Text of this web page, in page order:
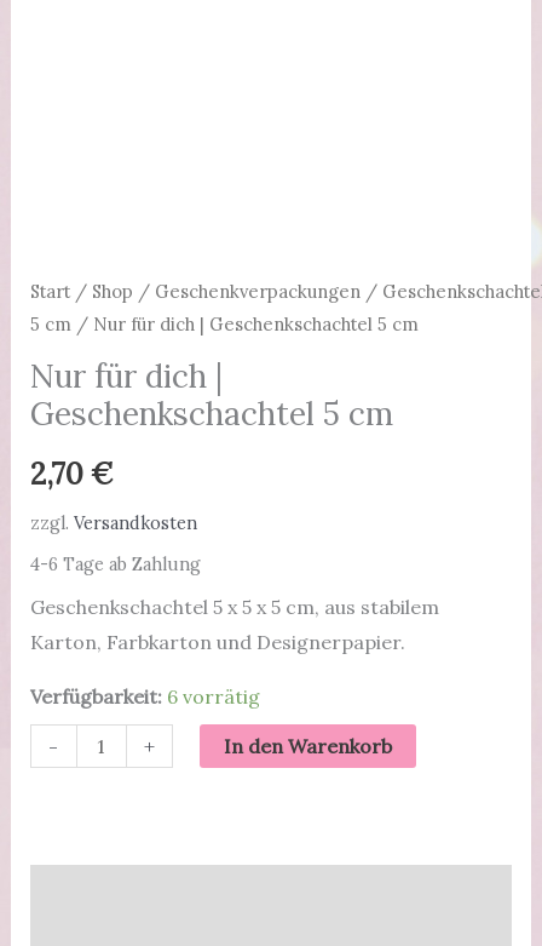
Start/ Shop / Geschenkverpackungen /
5 cm / Nur für dich | Geschenkschachtel 5 cm
Nur für dich |
Geschenkschachtel 5 cm
2,70€
zzgl. Versandkosten
4-6 Tage ab Zahlung
Geschenkschachtel 5 x 5 x 5 cm, aus stabilem
Karton, Farbkarton und Designerpapier.
Verfügbarkeit: 6 vorrätig
-
für
+ In den Warenkorb